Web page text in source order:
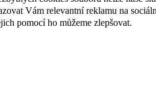
Vám relevantní reklamu na
pomocí ho můžeme zlepšovat.